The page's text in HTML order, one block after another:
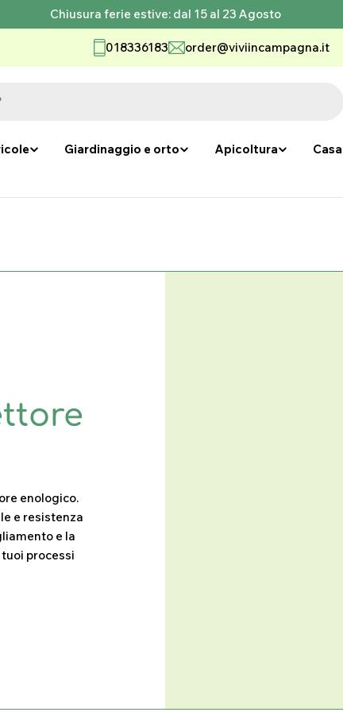
Chiusura ferie estive: dal 15 al 23 Agosto
018336183 order@viviincampagna.it
Giardinaggio e orto Apicoltura
enologico.
e resistenza
e la
processi